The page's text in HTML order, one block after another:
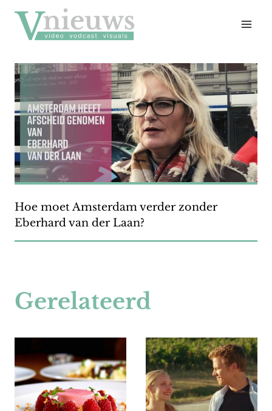
naar
inhoud
Hoe moet Amsterdam verder zonder
Eberhard van der Laan?
Gerelateerd